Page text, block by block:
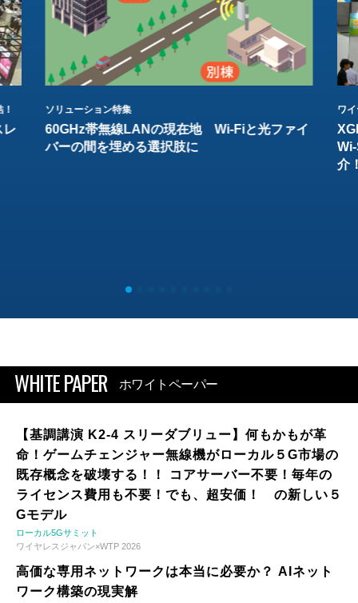
レ
ソリューション特集
60GHz帯無線LANの現在地 Wi-Fiと光ファイ
バーの間を埋める選択肢に
ワ
介
WHITE PAPER ホワイトペーパー
【基調講演 K2-4 スリーダブリュー】何もかもが革
命！ゲームチェンジャー無線機がローカル５G市場の
既存概念を破壊する！！ コアサーバー不要！毎年の
ライセンス費用も不要！でも、超安価！ の新しい５
Gモデル
ローカル5Gサミット
ワイヤレスジャパン×WTP 2026
高価な専用ネットワークは本当に必要か？ AIネット
ワーク構築の現実解